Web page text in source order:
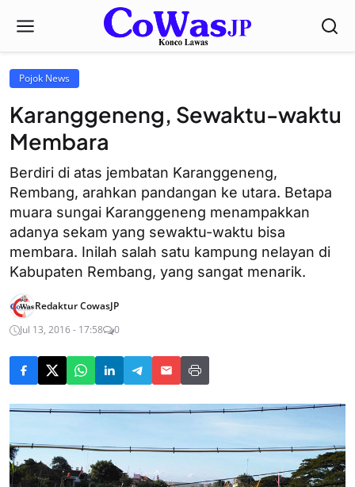
Pojok News
Karanggeneng, Sewaktu-waktu
Membara
Berdiri di atas jembatan Karanggeneng,
Rembang, arahkan pandangan ke utara. Betapa
muara sungai Karanggeneng menampakkan
adanya sekam yang sewaktu-waktu bisa
membara. Inilah salah satu kampung nelayan di
Kabupaten Rembang, yang sangat menarik.
Redaktur CowasJP
Jul 13, 2016 - 17:58
0